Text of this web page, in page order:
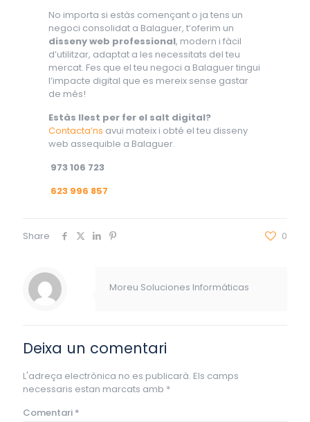
No importa si estàs començant o ja tens un
negoci consolidat a Balaguer, t’oferim un
disseny web professional, modern i fàcil
d’utilitzar, adaptat a les necessitats del teu
mercat. Fes que el teu negoci a Balaguer tingui
l’impacte digital que es mereix sense gastar
de més!
Estàs llest per fer el salt digital?
Contacta’ns avui mateix i obté el teu disseny
web assequible a Balaguer.
973 106 723
623 996 857
Share 0
Moreu Soluciones Informáticas
Deixa un comentari
L'adreça electrònica no es publicarà. Els camps
necessaris estan marcats amb *
Comentari *